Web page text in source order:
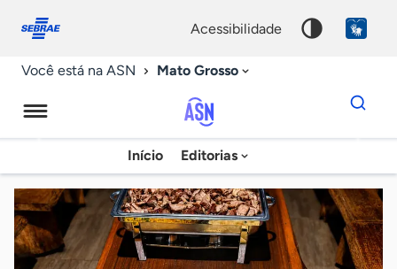
conosco
acessibilidade
Você está na ASN Mato Grosso
Agência
Sebrae
de
Notícias
Início Editorias
Dados
para
chave